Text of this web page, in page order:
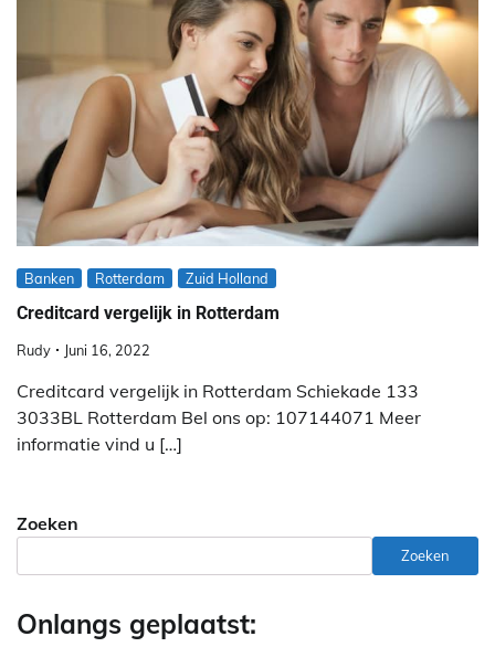
Banken Rotterdam Zuid Holland
Creditcard vergelijk in Rotterdam
Rudy Juni 16, 2022
Creditcard vergelijk in Rotterdam Schiekade 133
3033BL Rotterdam Bel ons op: 107144071 Meer
informatie vind u […]
Zoeken
Zoeken
Onlangs geplaatst: